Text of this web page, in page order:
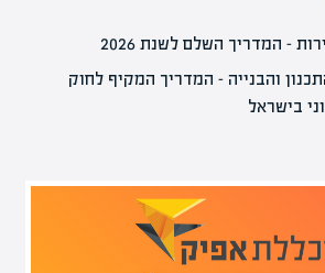
– המדריך השלם לשנת 2026
והבנייה – המדריך המקיף לחוק
בישראל